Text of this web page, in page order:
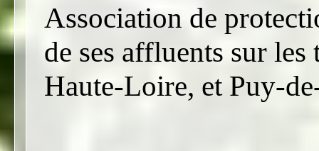
Association de
de ses affluents sur
Haute-Loire, et Puy-